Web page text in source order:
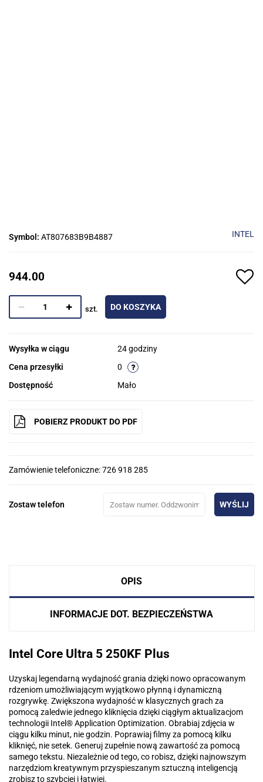
Symbol: AT807683B9B4887 INTEL
944.00
szt. DO KOSZYKA
Wysyłka w ciągu
24 godziny
Cena przesyłki
0
Dostępność
Mało
POBIERZ PRODUKT DO PDF
Zamówienie telefoniczne: 726 918 285
Zostaw telefon WYŚLIJ
OPIS
INFORMACJE DOT. BEZPIECZEŃSTWA
Intel Core Ultra 5 250KF Plus
Uzyskaj legendarną wydajność grania dzięki nowo opracowanym
rdzeniom umożliwiającym wyjątkowo płynną i dynamiczną
rozgrywkę. Zwiększona wydajność w klasycznych grach za
pomocą zaledwie jednego kliknięcia dzięki ciągłym aktualizacjom
technologii Intel® Application Optimization. Obrabiaj zdjęcia w
ciągu kilku minut, nie godzin. Poprawiaj filmy za pomocą kilku
kliknięć, nie setek. Generuj zupełnie nową zawartość za pomocą
samego tekstu. Niezależnie od tego, co robisz, dzięki najnowszym
narzędziom kreatywnym przyspieszanym sztuczną inteligencją
zrobisz to szybciej i łatwiej.